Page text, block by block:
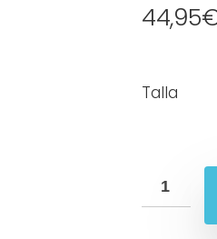
44,95
Talla